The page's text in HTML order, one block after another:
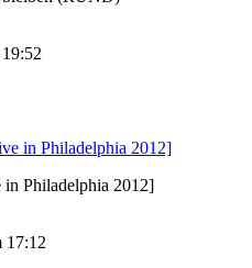
Philadelphia 2012]
17:12